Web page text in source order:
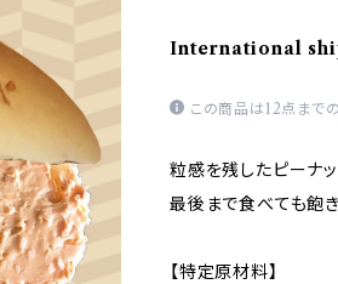
International
この商品は12点まで
粒感を残したピーナ
最後まで食べても飽
【特定原材料】